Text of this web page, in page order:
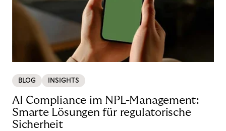
BLOG INSIGHTS
AI Compliance im NPL-Management:
Smarte Lösungen für regulatorische
Sicherheit